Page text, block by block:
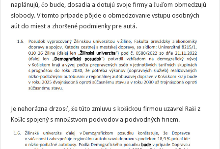
naplánujú, čo bude, dosadia a dotujú svoje firmy a ľuďom obmedzujú
slobody. V tomto prípade pôjde o obmedzovanie vstupu osobných
aút do miest a zhoršené podmienky pre autá.
Je nehorázna drzosť, že túto zmluvu s košickou firmou uzavrel Raši z
Košíc spojený s množstvom podvodov a podvodných firiem.